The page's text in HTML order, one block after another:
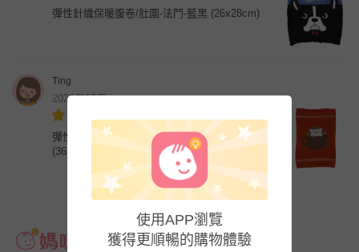
彈性針織保暖腹卷/肚圍-法鬥-藍黑 (26x28cm)
Ting
2023年12月
彈性針織保暖腹卷/肚圍-刺蝟馬克杯-紅
(36×26.5cm(腰圍約53x98cm))
使用APP瀏覽
獲得更順暢的購物體驗